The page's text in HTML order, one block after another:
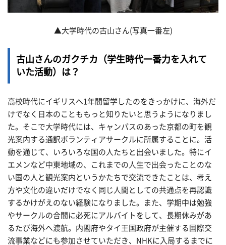
▲大学時代の古山さん(写真一番左)
古山さんのガクチカ（学生時代一番力を入れて
いた活動）は？
高校時代にイギリスへ1年間留学したのをきっかけに、海外だ
けでなく日本のことももっと知りたいと思うようになりまし
た。そこで大学時代には、キャンパスのあった京都の町を観
光案内する通訳ボランティアサークルに所属することに。活
動を通じて、いろいろな国の人たちと出会いました。特にイ
エメンなど中東地域の、これまでの人生で出会ったことのな
い国の人と観光案内というかたちで交流できたことは、考え
方や文化の違いだけでなく同じ人間としての共通点を再認識
するかけがえのない経験になりました。また、学期中は勉強
やサークルの合間に必死にアルバイトをして、長期休みがあ
るたび海外へ渡航。内閣府やタイ王国政府が主催する国際交
流事業などにも参加させていただき、NHKに入局するまでに